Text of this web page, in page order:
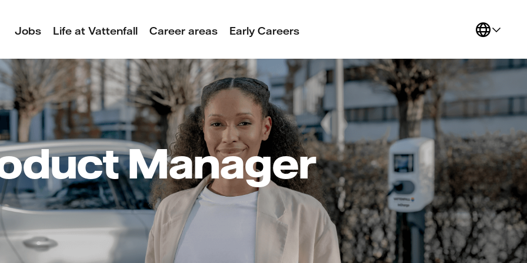
Jobs Life at Vattenfall Career areas Early Careers
Manager